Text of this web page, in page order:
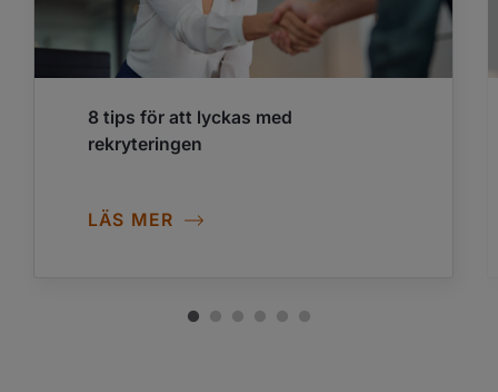
8 tips för att lyckas med
rekryteringen
LÄS MER